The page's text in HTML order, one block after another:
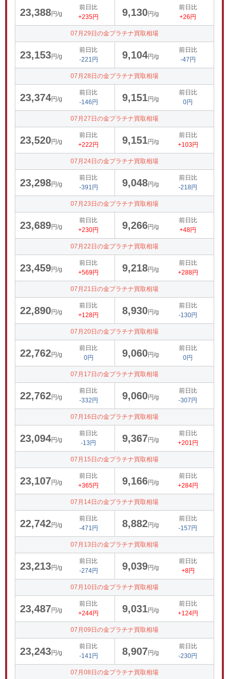
23,388円/g
前日比
+235円
9,130円/g
前日比
+26円
07月29日の金プラチナ買取相場
23,153円/g
前日比
-221円
9,104円/g
前日比
-47円
07月28日の金プラチナ買取相場
23,374円/g
前日比
-146円
9,151円/g
前日比
0円
07月27日の金プラチナ買取相場
23,520円/g
前日比
+222円
9,151円/g
前日比
+103円
07月24日の金プラチナ買取相場
23,298円/g
前日比
-391円
9,048円/g
前日比
-218円
07月23日の金プラチナ買取相場
23,689円/g
前日比
+230円
9,266円/g
前日比
+48円
07月22日の金プラチナ買取相場
23,459円/g
前日比
+569円
9,218円/g
前日比
+288円
07月21日の金プラチナ買取相場
22,890円/g
前日比
+128円
8,930円/g
前日比
-130円
07月20日の金プラチナ買取相場
22,762円/g
前日比
0円
9,060円/g
前日比
0円
07月17日の金プラチナ買取相場
22,762円/g
前日比
-332円
9,060円/g
前日比
-307円
07月16日の金プラチナ買取相場
23,094円/g
前日比
-13円
9,367円/g
前日比
+201円
07月15日の金プラチナ買取相場
23,107円/g
前日比
+365円
9,166円/g
前日比
+284円
07月14日の金プラチナ買取相場
22,742円/g
前日比
-471円
8,882円/g
前日比
-157円
07月13日の金プラチナ買取相場
23,213円/g
前日比
-274円
9,039円/g
前日比
+8円
07月10日の金プラチナ買取相場
23,487円/g
前日比
+244円
9,031円/g
前日比
+124円
07月09日の金プラチナ買取相場
23,243円/g
前日比
-141円
8,907円/g
前日比
-230円
07月08日の金プラチナ買取相場